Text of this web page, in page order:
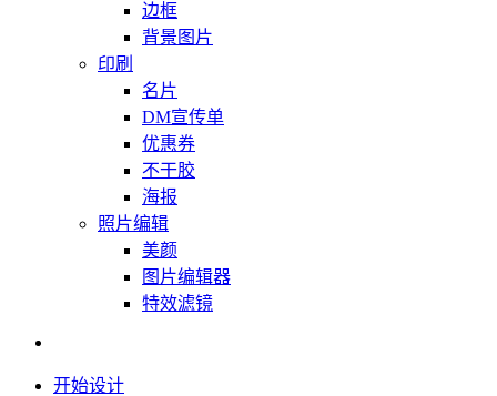
边框
背景图片
印刷
名片
DM宣传单
优惠券
不干胶
海报
照片编辑
美颜
图片编辑器
特效滤镜
开始设计